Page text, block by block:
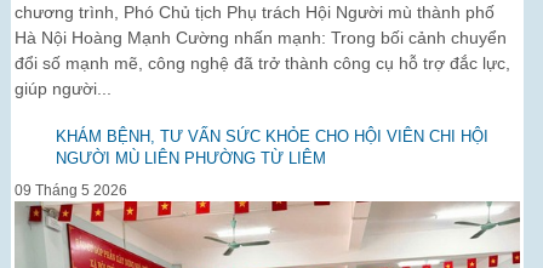
chương trình, Phó Chủ tịch Phụ trách Hội Người mù thành phố
Hà Nội Hoàng Mạnh Cường nhấn mạnh: Trong bối cảnh chuyển
đổi số mạnh mẽ, công nghệ đã trở thành công cụ hỗ trợ đắc lực,
giúp người...
KHÁM BỆNH, TƯ VẤN SỨC KHỎE CHO HỘI VIÊN CHI HỘI
NGƯỜI MÙ LIÊN PHƯỜNG TỪ LIÊM
09 Tháng 5 2026